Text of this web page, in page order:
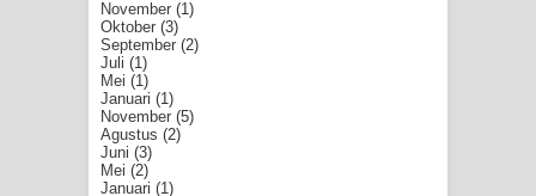
November (1)
Oktober (3)
September (2)
Juli (1)
Mei (1)
Januari (1)
November (5)
Agustus (2)
Juni (3)
Mei (2)
Januari (1)